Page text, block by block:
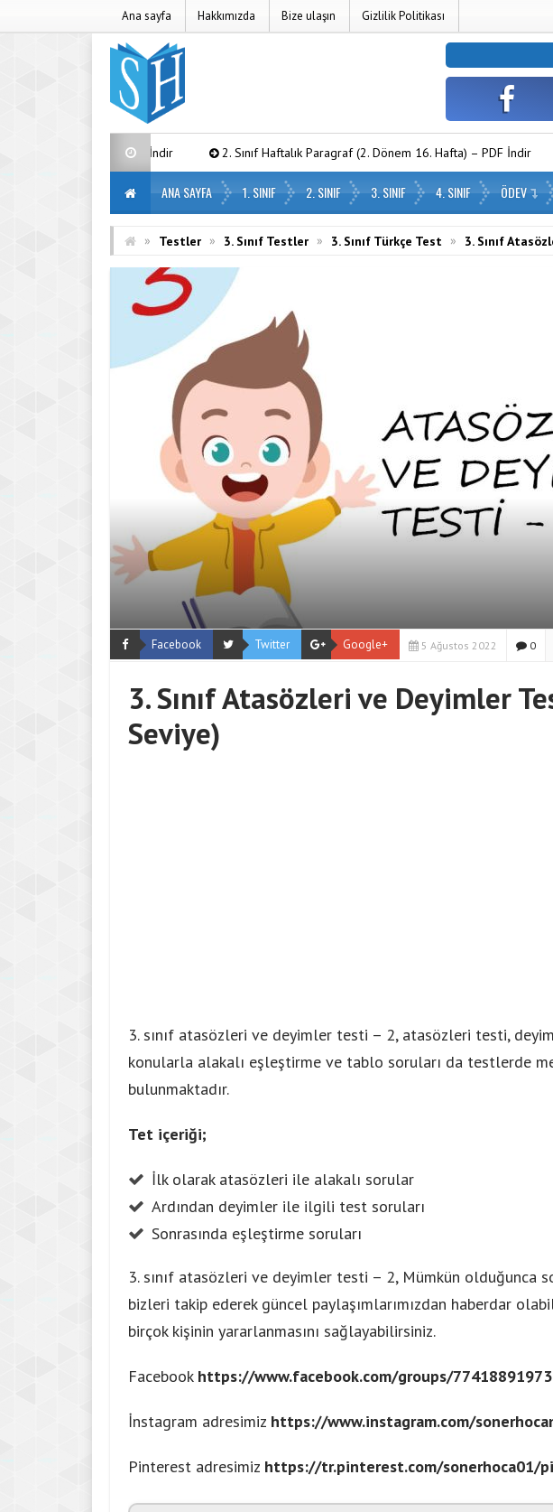
Ana sayfa Hakkımızda Bize ulaşın Gizlilik Politikası
2. Sınıf Haftalık Paragraf (2. Dönem 16. Hafta) – PDF İndir 1. Sınıf
ANA SAYFA 1. SINIF 2. SINIF 3. SINIF 4. SINIF ÖDEV
» Testler » 3. Sınıf Testler » 3. Sınıf Türkçe Test » 3. Sınıf
Facebook Twitter Google+ 5 Ağustos 2022 0
3. Sınıf Atasözleri ve Deyimler
Seviye)
3. sınıf atasözleri ve deyimler testi – 2, atasözleri testi,
konularla alakalı eşleştirme ve tablo soruları da testlerde
bulunmaktadır.
Tet içeriği;
İlk olarak atasözleri ile alakalı sorular
Ardından deyimler ile ilgili test soruları
Sonrasında eşleştirme soruları
3. sınıf atasözleri ve deyimler testi – 2, Mümkün olduğunca
bizleri takip ederek güncel paylaşımlarımızdan haberdar
birçok kişinin yararlanmasını sağlayabilirsiniz.
Facebook https://www.facebook.com/groups/
İnstagram adresimiz https://www.instagram.com/
Pinterest adresimiz https://tr.pinterest.com/sonerhoca01/